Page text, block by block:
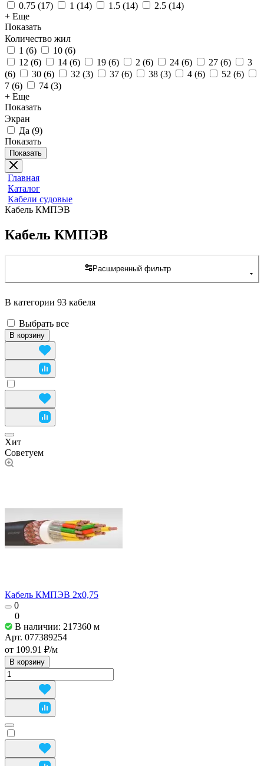
0.75 (17) 1 (14) 1.5 (14) 2.5 (14)
+ Еще
Показать
Количество жил
1 (6) 10 (6)
12 (6) 14 (6) 19 (6) 2 (6) 24 (6) 27 (6)
3
(6) 30 (6) 32 (3) 37 (6) 38 (3) 4 (6) 52 (6)
7 (6) 74 (3)
+ Еще
Показать
Экран
Да (9)
Показать
Показать
Главная
Каталог
Кабели судовые
Кабель КМПЭВ
Кабель КМПЭВ
Расширенный фильтр
В категории 93 кабеля
Выбрать все
В корзину
Хит
Советуем
Кабель КМПЭВ 2х0,75
0
0
В наличии: 217360 м
Арт. 077389254
от 109.91 ₽/м
В корзину